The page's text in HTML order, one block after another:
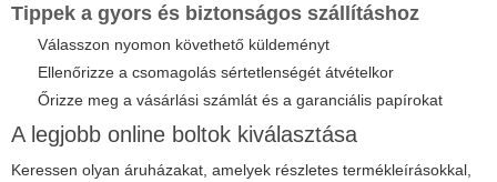
Tippek a gyors és biztonságos szállításhoz
Válasszon nyomon követhető küldeményt
Ellenőrizze a csomagolás sértetlenségét átvételkor
Őrizze meg a vásárlási számlát és a garanciális papírokat
A legjobb online boltok kiválasztása
Keressen olyan áruházakat, amelyek részletes termékleírásokkal,